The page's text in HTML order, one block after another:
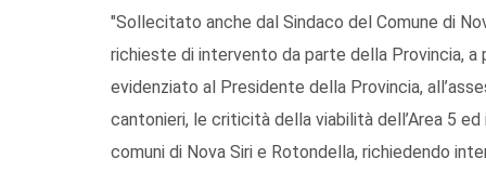
"Sollecitato anche dal Sindaco del Comune di
richieste di intervento da parte della Provincia,
evidenziato al Presidente della Provincia,
cantonieri, le criticità della viabilità dell’Area 5
comuni di Nova Siri e Rotondella, richiedendo